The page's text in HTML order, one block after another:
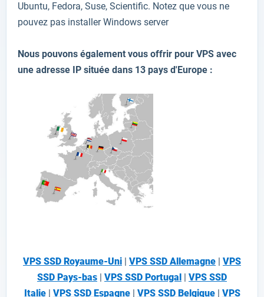
Ubuntu, Fedora, Suse, Scientific. Notez que vous ne
pouvez pas installer Windows server
Nous pouvons également vous offrir pour VPS avec
une adresse IP située dans 13 pays d'Europe :
VPS SSD Royaume-Uni VPS SSD Allemagne
VPS
SSD Pays-bas
VPS SSD Portugal
VPS SSD
Italie| VPS SSD Espagne| VPS SSD Belgique| VPS